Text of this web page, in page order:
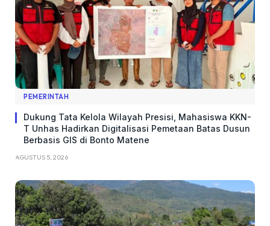
PEMERINTAH
Dukung Tata Kelola Wilayah Presisi, Mahasiswa KKN-
T Unhas Hadirkan Digitalisasi Pemetaan Batas Dusun
Berbasis GIS di Bonto Matene
AGUSTUS 5, 2026